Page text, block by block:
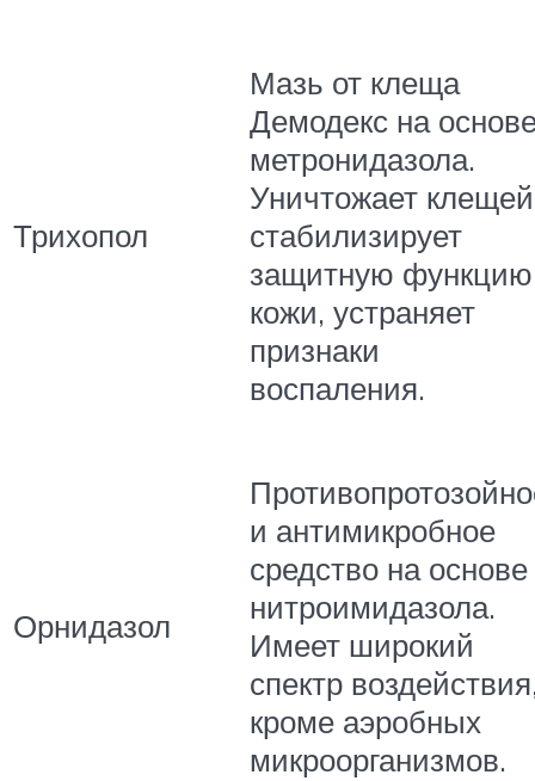
Трихопол
Мазь от клеща
Демодекс на
метронидазола.
Уничтожает
стабилизирует
защитную функцию
кожи, устраняет
признаки
воспаления.
Орнидазол
и антимикробное
средство на основе
нитроимидазола.
Имеет широкий
спектр
кроме аэробных
микроорганизмов.